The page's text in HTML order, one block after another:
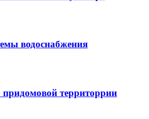
водоснабжения
придомовой территоррии